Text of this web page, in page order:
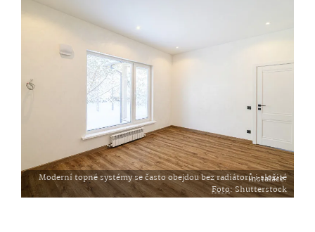
Moderní topné systémy se často obejdou bez radiátorů i složité instalace.
Foto: Shutterstock